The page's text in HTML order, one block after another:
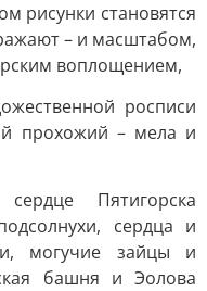
рисунки становятся
– и масштабом,
воплощением,
росписи
прохожий – мела и
Пятигорска
сердца и
могучие зайцы и
башня и Эолова